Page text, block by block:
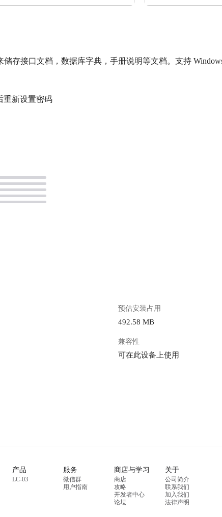
存接口文档，数据库字典，手册说明等文档。支持
重新设置密码
预估安装占用
492.58 MB
兼容性
可在此设备上使用
产品
LC-03
服务
微信群
用户指南
商店与学习
商店
攻略
开发者中心
论坛
关于
公司简介
联系我们
加入我们
法律声明